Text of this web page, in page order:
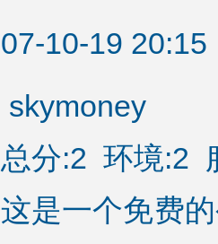
07-10-19
skymoney
总分:2 环境:2
这是一个免费